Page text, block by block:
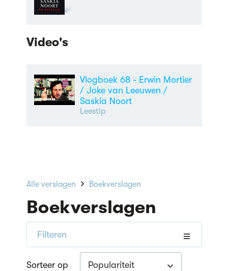
Video's
Vlogboek 68 - Erwin Mortier
/ Joke van Leeuwen /
Saskia Noort
Leestip
Alle verslagen Boekverslagen
Boekverslagen
Filteren
Sorteer op Populariteit